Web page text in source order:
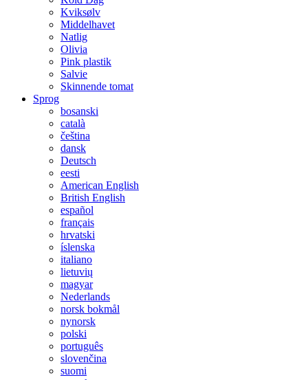
Kviksølv
Middelhavet
Natlig
Olivia
Pink plastik
Salvie
Skinnende tomat
Sprog
bosanski
català
čeština
dansk
Deutsch
eesti
American English
British English
español
français
hrvatski
íslenska
italiano
lietuvių
magyar
Nederlands
norsk bokmål
nynorsk
polski
português
slovenčina
suomi